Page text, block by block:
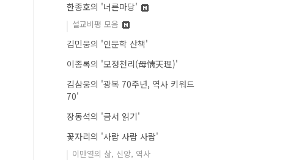
한종호의 '너른마당'
설교비평 모음
김민웅의 '인문학 산책'
이종록의 '모정천리(母情天理)'
김삼웅의 '광복 70주년, 역사 키워드
70'
장동석의 '금서 읽기'
꽃자리의 '사람 사람 사람'
이만열의 삶, 신앙, 역사